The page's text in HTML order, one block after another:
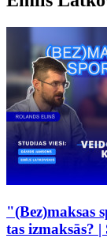
"(Bez)maksas
tas izmaksās? |